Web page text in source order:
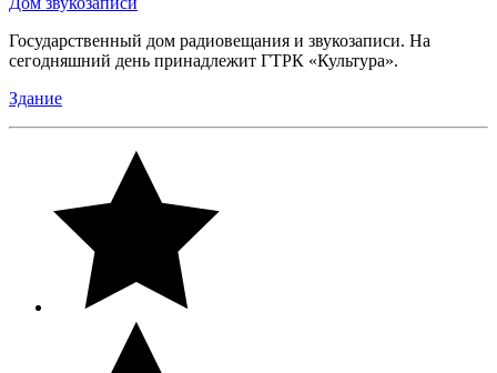
Государственный дом радиовещания и звукозаписи. На
сегодняшний день принадлежит ГТРК «Культура».
Здание